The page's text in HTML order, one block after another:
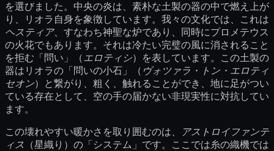
を選びました。中央の炎は、素朴な土製の器の中で燃え上が
り、リオラ自身を象徴しています。我々の文化では、これは
ヘスティア、すなわち神聖な炉であり、同時にプロメテウス
の火花でもあります。それは冷たい完璧の風に消されること
を拒む「問い」（エロティシ）を表しています。この土製の
器はリオラの「問いの小石」（ ヴォツァラ・トン・エロティ
セオン）と繋がり、粗く、触れることができ、地に足がつい
ている存在として、空の手の届かない非現実性に対抗してい
ます。
この壊れやすい暖かさを取り囲むのは、
アストロイファンテ
ィス （星織り）の「システム」です。ここでは糸の織機では